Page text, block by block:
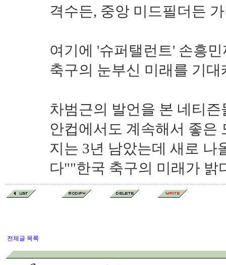
격수든, 중앙 미드필더든
여기에 '슈퍼탤런트' 손흥
축구의 눈부신 미래를 기대
차범근의 발언을 본 네티
안컵에서도 계속해서 좋은
지는 3년 남았는데 새로 나
다""한국 축구의 미래가 밝
전체글 목록